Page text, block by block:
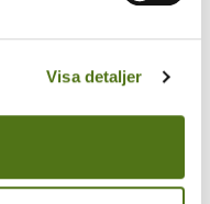
Visa detaljer